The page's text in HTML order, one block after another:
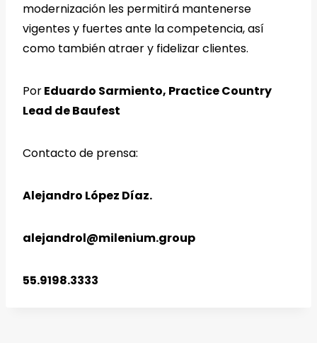
modernización les permitirá mantenerse
vigentes y fuertes ante la competencia, así
como también atraer y fidelizar clientes.
PorEduardo Sarmiento, Practice Country
Lead de Baufest
Contacto de prensa:
Alejandro López Díaz.
alejandrol@milenium.group
55.9198.3333